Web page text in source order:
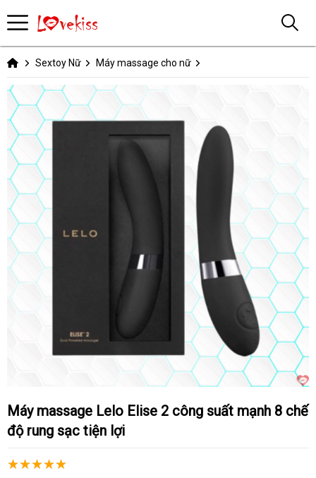
Sextoy Nữ Máy massage cho nữ
Máy massage Lelo Elise 2 công suất mạnh 8 chế
độ rung sạc tiện lợi